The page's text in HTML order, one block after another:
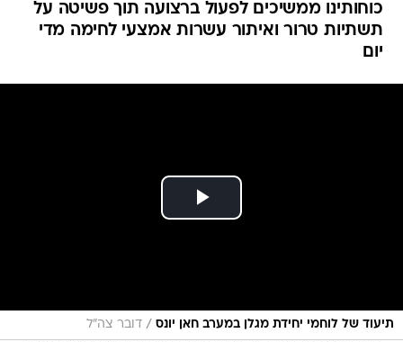
כוחותינו ממשיכים לפעול ברצועה תוך פשיטה על
תשתיות טרור ואיתור עשרות אמצעי לחימה מדי
יום
תיעוד של לוחמי יחידת מגלן במערב חאן יונס / דובר צה"ל